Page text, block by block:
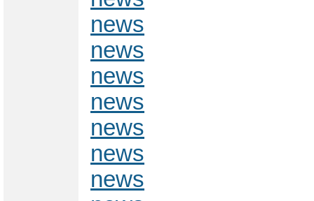
news
news
news
news
news
news
news